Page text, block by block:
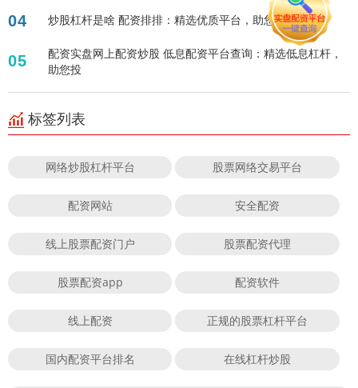
04 炒股杠杆是啥 配资排排：精选优质平台，助您投资无忧
05
配资实盘网上配资炒股 低息配资平台查询：精选低息杠杆，
助您投
标签列表
网络炒股杠杆平台 股票网络交易平台
配资网站 安全配资
线上股票配资门户 股票配资代理
股票配资app 配资软件
线上配资 正规的股票杠杆平台
国内配资平台排名 在线杠杆炒股